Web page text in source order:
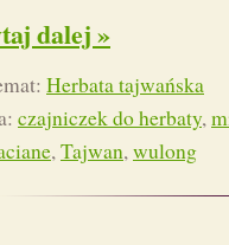
dalej »
Herbata tajwańska
czajniczek do herbaty,
,Tajwan,wulong